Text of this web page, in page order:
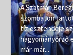
A Szatmár-
szombaton
tíz esztendeje
hagyományőrző
már-már...